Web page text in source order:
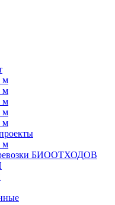
м
м
м
м
м
м
БИООТХОДОВ